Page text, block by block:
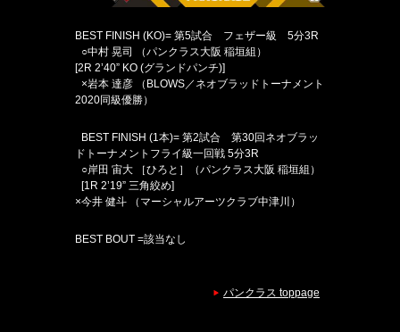
BEST FINISH (KO)= 第5試合 フェザー級 5分3R
○中村 晃司 （パンクラス大阪 稲垣組）
[2R 2’40” KO (グランドパンチ)]
×岩本 達彦 （BLOWS／ネオブラッドトーナメント
2020同級優勝）
BEST FINISH (1本)= 第2試合 第30回ネオブラッ
ドトーナメントフライ級一回戦 5分3R
○岸田 宙大 ［ひろと］（パンクラス大阪 稲垣組）
[1R 2’19” 三角絞め]
×今井 健斗 （マーシャルアーツクラブ中津川）
BEST BOUT =該当なし
パンクラス toppage